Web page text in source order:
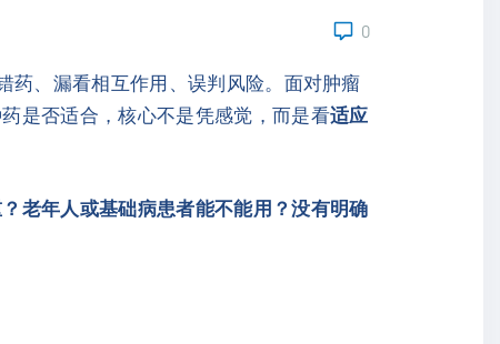
:
0
药、漏看相互作用、误判风险。面对肿瘤
是否适合，核心不是凭感觉，而是看适应
老年人或基础病患者能不能用？没有明确